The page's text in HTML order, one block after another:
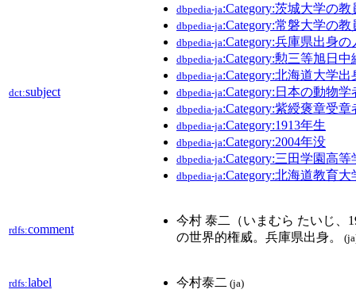
dct:subject
dbpedia-ja:Category:茨城大学の教
dbpedia-ja:Category:常磐大学の教
dbpedia-ja:Category:兵庫県出身の
dbpedia-ja:Category:勲三等旭日
dbpedia-ja:Category:北海道大学
dbpedia-ja:Category:日本の動物学
dbpedia-ja:Category:紫綬褒章受章
dbpedia-ja:Category:1913年生
dbpedia-ja:Category:2004年没
dbpedia-ja:Category:三田学園高
dbpedia-ja:Category:北海道教育
rdfs:comment
今村 泰二（いまむら たいじ、
の世界的権威。兵庫県出身。
rdfs:label 今村泰二 (ja)